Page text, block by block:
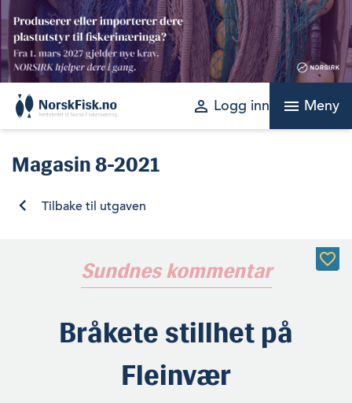
Skip
content
perm_identity Logg inn menu Meny
Magasin8-2021
Tilbake til utgaven
Sundnes kommentar
Bråkete stillhet på
Fleinvær